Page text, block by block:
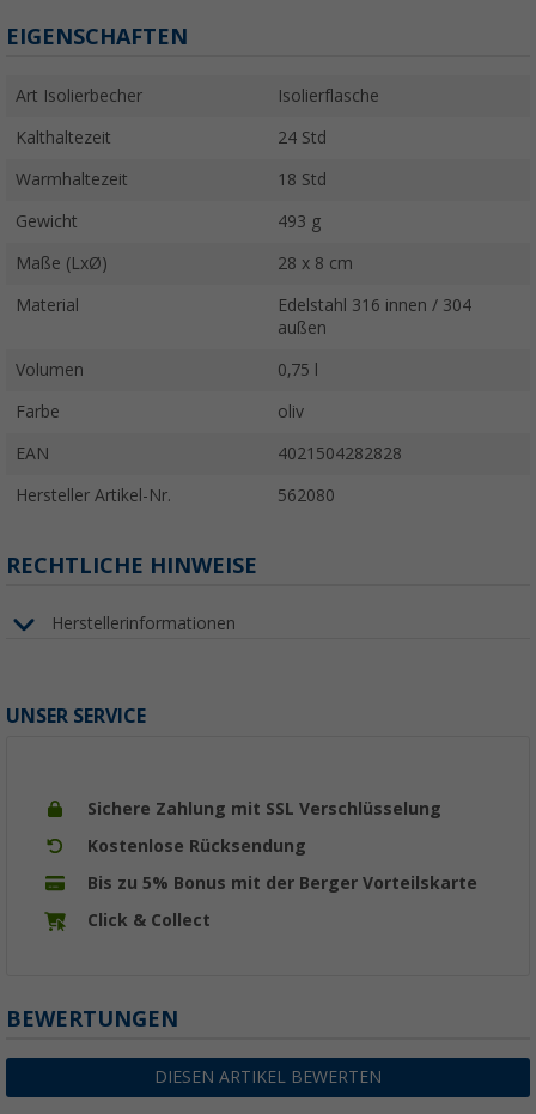
EIGENSCHAFTEN
Art Isolierbecher Isolierflasche
Kalthaltezeit 24 Std
Warmhaltezeit 18 Std
Gewicht 493 g
Maße (LxØ) 28 x 8 cm
Material
Edelstahl 316 innen / 304
außen
Volumen 0,75 l
Farbe oliv
EAN 4021504282828
Hersteller Artikel-Nr. 562080
RECHTLICHE HINWEISE
Herstellerinformationen
UNSER SERVICE
Sichere Zahlung mit SSL Verschlüsselung
Kostenlose Rücksendung
Bis zu 5% Bonus mit der Berger Vorteilskarte
Click & Collect
BEWERTUNGEN
DIESEN ARTIKEL BEWERTEN